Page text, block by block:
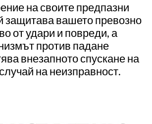
на своите предпазни
защитава вашето превозно
от удари и повреди, а
против падане
внезапното спускане на
на неизправност.